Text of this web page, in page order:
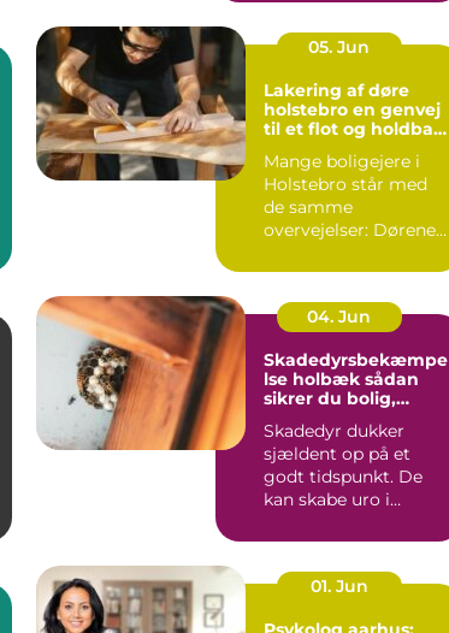
specialise...
05. Jun
Lakering af døre
holstebro en genvej
til et flot og holdbart
Mange boligejere i
Holstebro står med
de samme
overvejelser: Dørene
umoderne, o...
04. Jun
Skadedyrsbekæmpe
lse holbæk sådan
sikrer du bolig,
Skadedyr dukker
sjældent op på et
godt tidspunkt. De
kan skabe uro i
skader på ...
01. Jun